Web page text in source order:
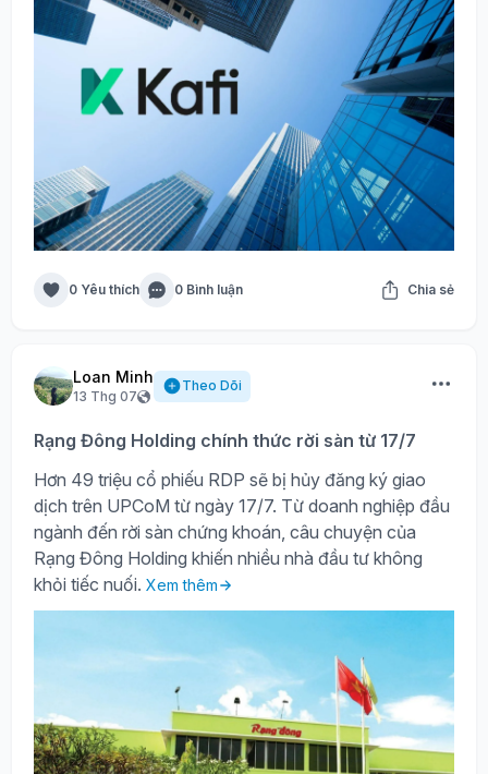
0 Yêu thích 0 Bình luận Chia sẻ
Loan Minh
13 Thg 07
Theo Dõi
Rạng Đông Holding chính thức rời sàn từ 17/7
Hơn 49 triệu cổ phiếu RDP sẽ bị hủy đăng ký giao
dịch trên UPCoM từ ngày 17/7. Từ doanh nghiệp đầu
ngành đến rời sàn chứng khoán, câu chuyện của
Rạng Đông Holding khiến nhiều nhà đầu tư không
khỏi tiếc nuối. Xem thêm